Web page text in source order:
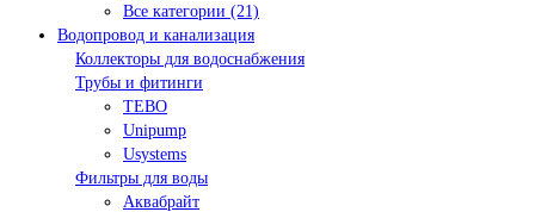
Все категории (21)
Водопровод и канализация
Коллекторы для водоснабжения
Трубы и фитинги
TEBO
Unipump
Usystems
Фильтры для воды
Аквабрайт